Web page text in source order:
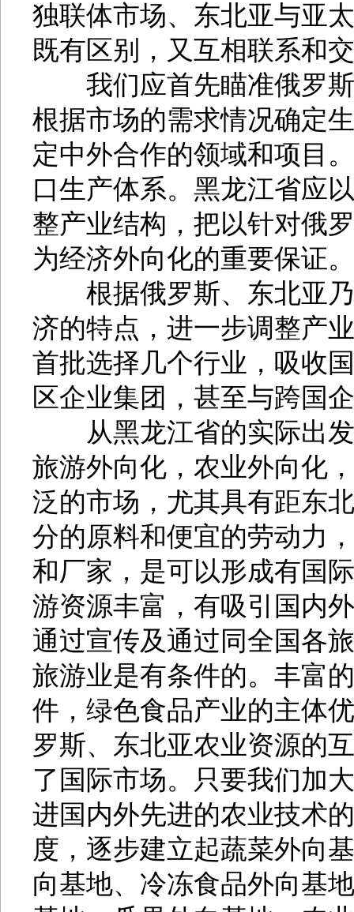
独联体市场、东北亚与亚
既有区别，又互相联系和
我们应首先瞄准俄罗斯
根据市场的需求情况确定
定中外合作的领域和项目
口生产体系。黑龙江省应
整产业结构，把以针对俄
为经济外向化的重要保证。
根据俄罗斯、东北亚乃
济的特点，进一步调整产
首批选择几个行业，吸收
区企业集团，甚至与跨国
从黑龙江省的实际出发
旅游外向化，农业外向化
泛的市场，尤其具有距东
分的原料和便宜的劳动力
和厂家，是可以形成有国
游资源丰富，有吸引国内
通过宣传及通过同全国各
旅游业是有条件的。丰富
件，绿色食品产业的主体
罗斯、东北亚农业资源的
了国际市场。只要我们加
进国内外先进的农业技术
度，逐步建立起蔬菜外向
向基地、冷冻食品外向基